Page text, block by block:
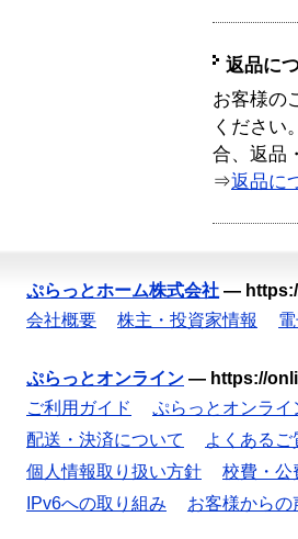
返品に
お客様の
ください
合、返品
⇒返品に
ぷらっとホーム株式会社 —
会社概要
株主・投資家情報
ぷらっとオンライン — https://
ご利用ガイド
ぷらっとオンライ
配送・決済について
よくあるご
個人情報取り扱い方針
校費・公
IPv6への取り組み
お客様からの